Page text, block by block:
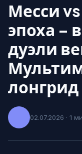
Месси
эпоха –
дуэли
лонгрид
02.07.2026 · 1